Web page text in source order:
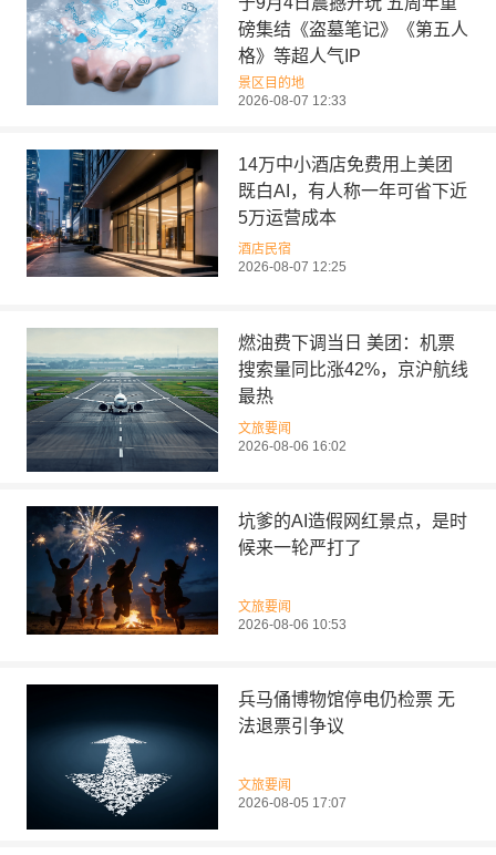
磅集结《盗墓笔记》《第五人
格》等超人气IP
景区目的地
2026-08-07 12:33
14万中小酒店免费用上美团
既白AI，有人称一年可省下近
5万运营成本
酒店民宿
2026-08-07 12:25
燃油费下调当日 美团：机票
搜索量同比涨42%，京沪航线
最热
文旅要闻
2026-08-06 16:02
坑爹的AI造假网红景点，是时
候来一轮严打了
文旅要闻
2026-08-06 10:53
兵马俑博物馆停电仍检票 无
法退票引争议
文旅要闻
2026-08-05 17:07